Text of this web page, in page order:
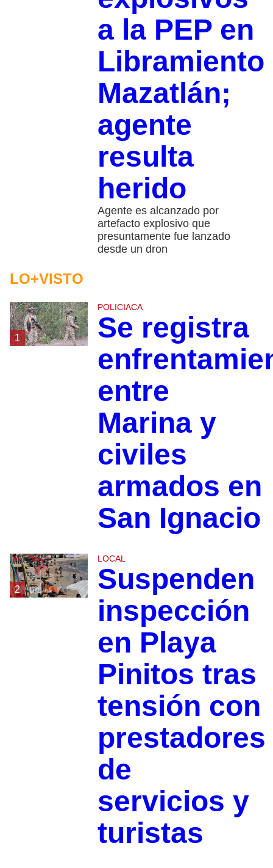
a la PEP en
Libramiento
Mazatlán;
agente
resulta
herido
Agente es alcanzado por
artefacto explosivo que
presuntamente fue lanzado
desde un dron
LO+VISTO
1
POLICIACA
Se registra
entre
Marina y
civiles
armados en
San Ignacio
2
LOCAL
Suspenden
inspección
en Playa
Pinitos tras
tensión con
prestadores
de
servicios y
turistas